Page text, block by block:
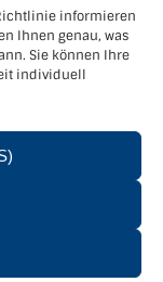
informieren
Ihnen genau, was
Sie können Ihre
individuell
Kornplatz